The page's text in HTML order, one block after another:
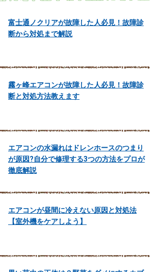
富士通ノクリアが故障した人必見！故障診
断から対処まで解説
霧ヶ峰エアコンが故障した人必見！故障診
断と対処方法教えます
エアコンの水漏れはドレンホースのつまり
が原因?自分で修理する3つの方法をプロが
徹底解説
エアコンが昼間に冷えない原因と対処法
【室外機をケアしよう】